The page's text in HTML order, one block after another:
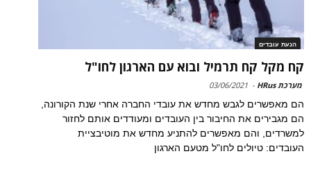
הנעת עובדים
קח מקל קח תרמיל ובוא עם הארגון לחו"ל
מערכת HRus -
03/06/2021
הם מאפשרים לגבש מחדש את עובדי החברה אחרי שנת הקורונה,
הם מגבירים את החיבור בין העובדים ומעודדים אותם לחזור
למשרדים, והם מאפשרים להתניע מחדש את מוטיבציית
העובדים: טיולים לחו"ל מטעם הארגון